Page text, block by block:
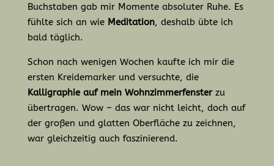
Buchstaben gab mir Momente absoluter Ruhe. Es
fühlte sich an wie Meditation, deshalb übte ich
bald täglich.
Schon nach wenigen Wochen kaufte ich mir die
ersten Kreidemarker und versuchte, die
Kalligraphie auf mein Wohnzimmerfensterzu
übertragen. Wow – das war nicht leicht, doch auf
der großen und glatten Oberfläche zu zeichnen,
war gleichzeitig auch faszinierend.